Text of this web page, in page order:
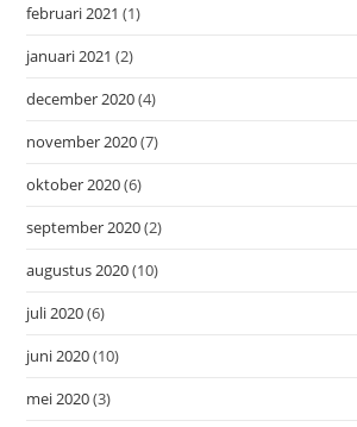
februari 2021 (1)
januari 2021 (2)
december 2020(4)
november 2020(7)
oktober 2020(6)
september 2020(2)
augustus 2020(10)
juli 2020(6)
juni 2020(10)
mei 2020(3)